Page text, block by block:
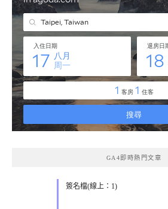
GA4即時熱門文章
簽名檔(線上：1)